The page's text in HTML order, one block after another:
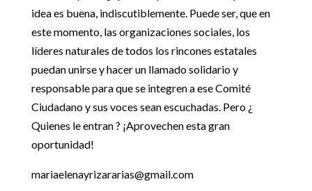
idea es buena, indiscutiblemente. Puede ser, que en
este momento, las organizaciones sociales, los
líderes naturales de todos los rincones estatales
puedan unirse y hacer un llamado solidario y
responsable para que se integren a ese Comité
Ciudadano y sus voces sean escuchadas. Pero ¿
Quienes le entran ? ¡Aprovechen esta gran
oportunidad!
mariaelenayrizararias@gmail.com